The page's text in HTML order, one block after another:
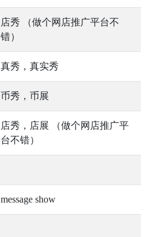
店秀 （做个网店推广平台不
错）
真秀，真实秀
币秀，币展
店秀，店展 （做个网店推广平
台不错）
message show